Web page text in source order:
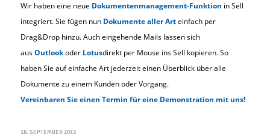
Wir haben eine neue Dokumentenmanagement-Funktion in Sell
integriert. Sie fügen nun Dokumente aller Arteinfach per
Drag&Drop hinzu. Auch eingehende Mails lassen sich
ausOutlookoder Lotusdirekt per Mouse ins Sell kopieren. So
haben Sie auf einfache Art jederzeit einen Überblick über alle
Dokumente zu einem Kunden oder Vorgang.
Vereinbaren Sie einen Termin für eine Demonstration mit uns!
18. SEPTEMBER 2013